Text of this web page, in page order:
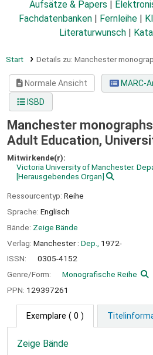
Aufsätze & Papers
Fachdatenbanken
Fernleihe
Literaturwunsch
Start Details zu: Manchester
Normale Ansicht
MARC-
ISBD
Manchester
Adult Education,
Mitwirkende(r):
Victoria University of Manchester.
[Herausgebendes Organ]
Ressourcentyp: Reihe
Sprache: Englisch
Bände: Zeige Bände
Verlag: Manchester : Dep.,
1972-
ISSN:
0305-4152
Genre/Form:
Monografische Reihe
PPN: 129397261
Exemplare ( 0 )
Zeige Bände